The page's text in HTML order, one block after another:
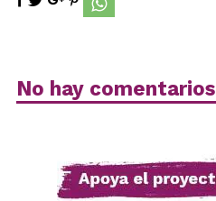
No hay comentarios